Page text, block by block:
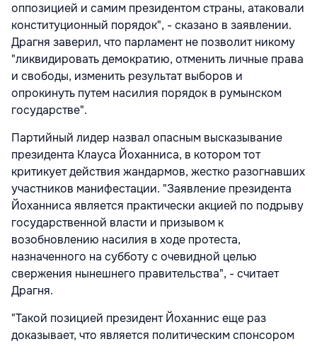
оппозицией и самим президентом страны, атаковали
конституционный порядок", - сказано в заявлении.
Драгня заверил, что парламент не позволит никому
"ликвидировать демократию, отменить личные права
и свободы, изменить результат выборов и
опрокинуть путем насилия порядок в румынском
государстве".
Партийный лидер назвал опасным высказывание
президента Клауса Йоханниса, в котором тот
критикует действия жандармов, жестко разогнавших
участников манифестации. "Заявление президента
Йоханниса является практически акцией по подрыву
государственной власти и призывом к
возобновлению насилия в ходе протеста,
назначенного на субботу с очевидной целью
свержения нынешнего правительства", - считает
Драгня.
"Такой позицией президент Йоханнис еще раз
доказывает, что является политическим спонсором